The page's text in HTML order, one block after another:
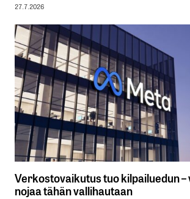
27.7.2026
Verkostovaikutus tuo kilpailuedun –
nojaa tähän vallihautaan